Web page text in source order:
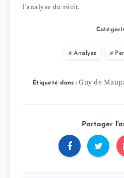
l'analyse du récit.
Analyse
Étiqueté dans : Guy de
Partager